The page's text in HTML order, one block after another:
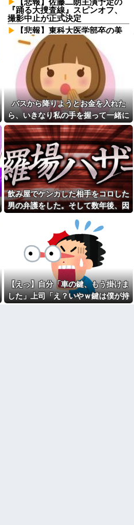
『踊る大捜査線』スピンオフ、
撮影中止が正式決定
【悲報】東科大医学部卒の美
人YouTuber、直美で炎上・・・
日中留守の実家に空き巣が侵
入。居合わせた引きこもりの私
が撃退した結果…家族の態度に
耐えかね家を出たら半年後に〇
〇する超スピード展開へ←人生
何がきっかけで好転するか分か
らない
嫁「そのLINE気持ち悪い！離
婚して！」俺「ウワキじゃない
のに？」→ママ友との雑談が原
因でまさかの展開に…
【苦悩】職場の浮気で離婚→
子供が欲しくて再婚！でも元嫁
と教員一家に巻き込まれた結果
ｗｗｗｗ
PTA会長が事故で辞退→旦那
「妻の代わりに僕がやります」
→1年後…名物ガンコジジイを草
むしりに召喚、不登校児を学校
に復帰させる無双状態にｗｗ
ラッシュ時の電車で、刺青に
スキンヘッドの男が扉の前で座
り込んで電話を始めた
「お母さんも３歳、いつもお
つかれさま、ありがとう」
【規格外】実在する歴史上の
人物で「こいつチートだろ…」
と思った奴あげてけ
バスから降りようとお金を入れた
ら、いきなり私の手を握って一緒に
降りようとする子供がいた。手をほ
どこうとしても放してくれず...
飲み屋でケンカした相手をコロした
男の弁護をした。そして数年後、因
果応報を思わせる出来事が…
【えっ】自分「車の鍵、もう掛けま
した」上司「え？いやｗ鍵は僕が持